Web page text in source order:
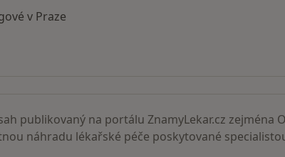
v Praze
publikovaný na portálu ZnamyLekar.cz
náhradu lékařské péče poskytované